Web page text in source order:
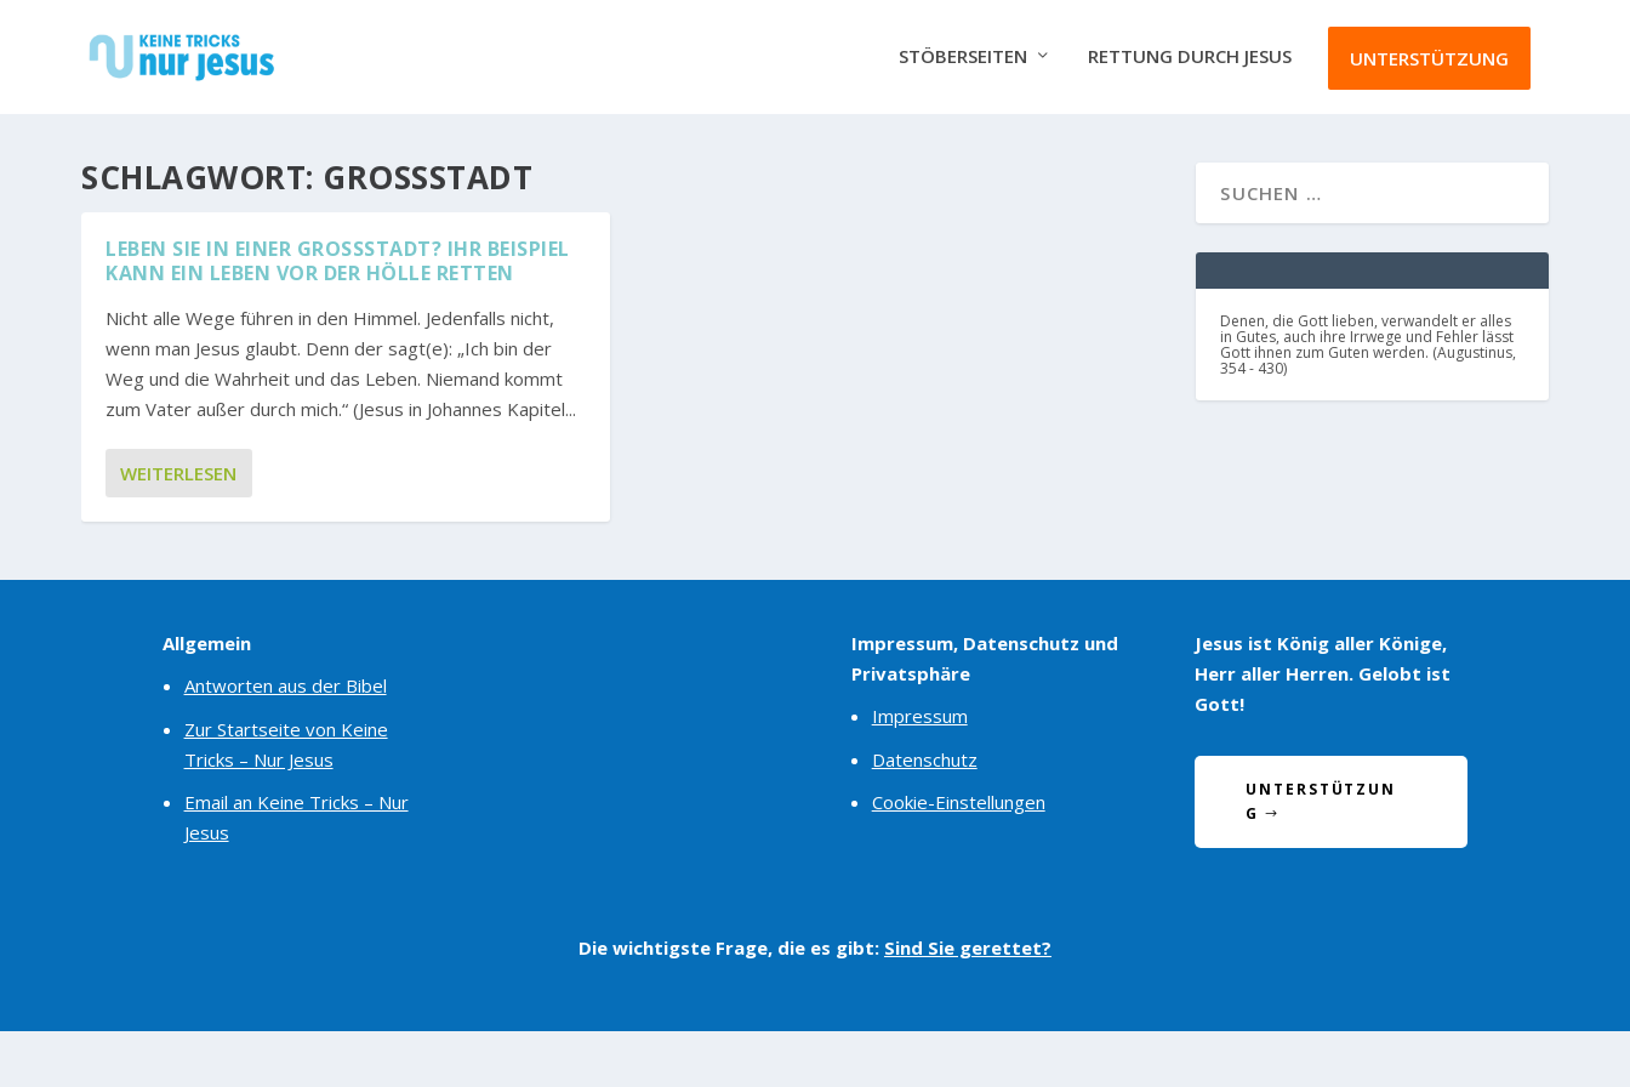
STÖBERSEITEN RETTUNG DURCH JESUS UNTERSTÜTZUNG
SCHLAGWORT: GROSSSTADT
LEBEN SIE IN EINER GROSSSTADT? IHR BEISPIEL K
ANN EIN LEBEN VOR DER HÖLLE RETTEN
Nicht alle Wege führen in den Himmel. Jedenfalls nicht,
wenn man Jesus glaubt. Denn der sagt(e): „Ich bin der
Weg und die Wahrheit und das Leben. Niemand kommt
zum Vater außer durch mich.“ (Jesus in Johannes Kapitel...
WEITERLESEN
Denen, die Gott lieben, verwandelt er alles
in Gutes, auch ihre Irrwege und Fehler lässt
Gott ihnen zum Guten werden. (Augustinus,
354 - 430)
Allgemein
Antworten aus der Bibel
Zur Startseite von Keine
Tricks – Nur Jesus
Email an Keine Tricks – Nur
Jesus
Impressum, Datenschutz und
Privatsphäre
Impressum
Datenschutz
Cookie-Einstellungen
Jesus ist König aller Könige,
Herr aller Herren. Gelobt ist
Gott!
UNTERSTÜTZUN
G
Die wichtigste Frage, die es gibt: Sind Sie gerettet?